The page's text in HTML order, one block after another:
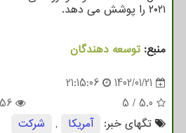
۲۰۲۱ را پوشش می دهد.
منبع: توسعه دهندگان
1402/01/21
21:15:06
5.0
/
5
تگهای خبر:
آمریكا ,
شركت